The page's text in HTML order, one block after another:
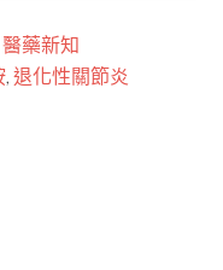
醫藥新知
,退化性關節炎